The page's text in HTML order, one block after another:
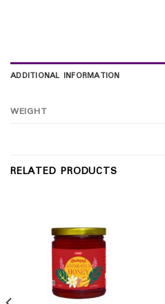
ADDITIONAL INFORMATION
WEIGHT
RELATED PRODUCTS